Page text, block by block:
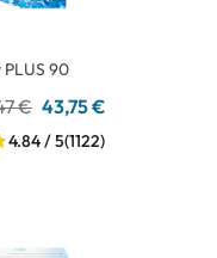
90
€ 43,75 €
4.84 / 5(1122)